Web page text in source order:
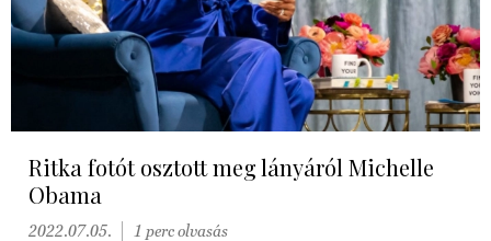
Ritka fotót osztott meg lányáról Michelle
Obama
2022.07.05. 1 perc olvasás